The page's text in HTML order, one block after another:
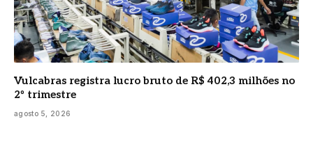
Vulcabras registra lucro bruto de R$ 402,3 milhões no
2º trimestre
agosto 5, 2026